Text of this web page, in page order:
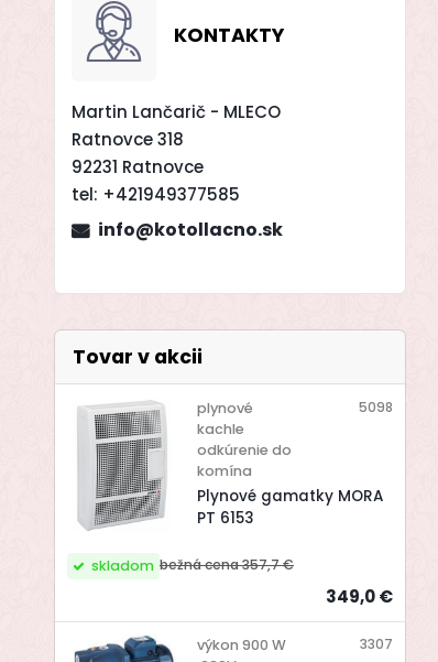
KONTAKTY
Martin Lančarič - MLECO
Ratnovce 318
92231 Ratnovce
tel: +421949377585
info@kotollacno.sk
Tovar v akcii
Plynové gamatky MORA
PT 6153
plynové
kachle
odkúrenie do
komína
5098
bežná cena357,7 €
349,0 €
skladom
výkon 900 W
3307